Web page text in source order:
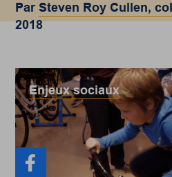
ParSteven Roy Cullen,
2018
Enjeux sociaux